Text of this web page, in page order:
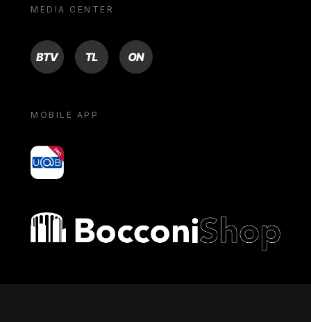
MEDIA CENTER
BTV TL ON
MOBILE APP
yoU@B
Bocconi shop